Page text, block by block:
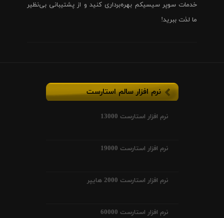
خدمات سوپر سیسیکم بهره‌برداری کنید و از پشتیبانی بی‌نظیر
ما لذت ببرید!
نرم افزار سالم استارست
نرم افزار استارست 13000
نرم افزار استارست 19000
نرم افزار استارست 2000 هایپر
نرم افزار استارست 60000